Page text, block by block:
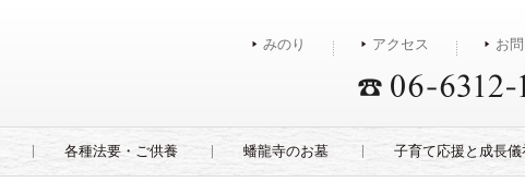
みのり アクセス お
各種法要・ご供養 蟠龍寺のお墓 子育て応援と成長儀